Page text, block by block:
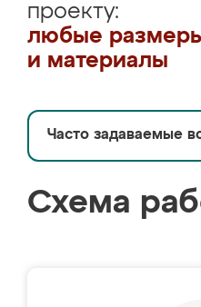
проекту:
любые
и материалы
Часто задаваемые
Схема